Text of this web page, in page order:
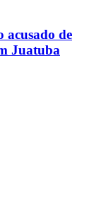
acusado de
Juatuba